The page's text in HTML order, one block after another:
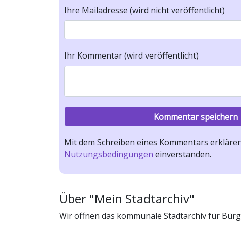
Ihre Mailadresse (wird nicht veröffentlicht)
Ihr Kommentar (wird veröffentlicht)
Mit dem Schreiben eines Kommentars
Nutzungsbedingungen einverstanden.
Über "Mein Stadtarchiv"
Wir öffnen das kommunale Stadtarchiv für